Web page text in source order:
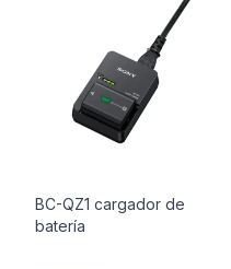
BC-QZ1 cargador de
batería